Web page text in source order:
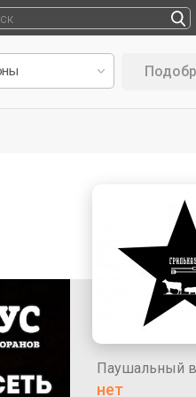
Паушальный
нет